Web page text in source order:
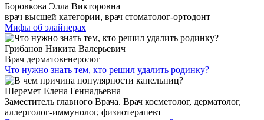
Боровкова Элла Викторовна
врач высшей категории, врач стоматолог-ортодонт
Мифы об элайнерах
Грибанов Никита Валерьевич
Врач дерматовенеролог
Что нужно знать тем, кто решил удалить родинку?
Шеремет Елена Геннадьевна
Заместитель главного Врача. Врач косметолог, дерматолог,
аллерголог-иммунолог, физиотерапевт